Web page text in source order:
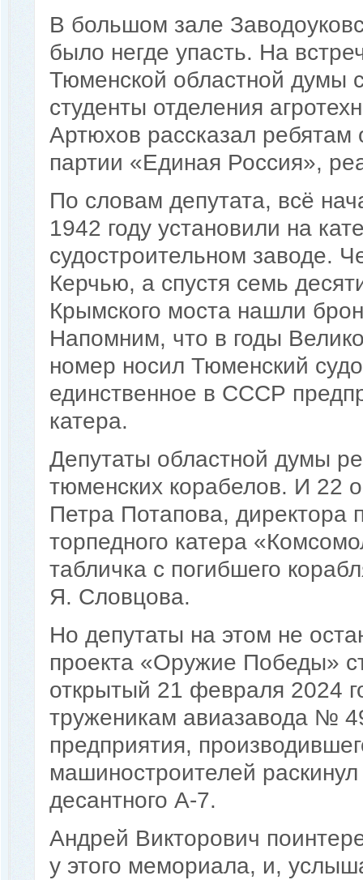
В большом зале
было негде упасть. На
Тюменской областной думы
студенты отделения
Артюхов рассказал ребятам
партии «Единая Россия»,
По словам депутата, всё
1942 году установили на
судостроительном заводе.
Керчью, а спустя семь
Крымского моста нашли
Напомним, что в годы
номер носил Тюменский
единственное в СССР
катера.
Депутаты областной думы
тюменских корабелов. И 22
Петра Потапова, директора
торпедного катера
табличка с погибшего
Я. Словцова.
Но депутаты на этом не
проекта «Оружие Победы»
открытый 21 февраля 2024
труженикам авиазавода №
предприятия,
машиностроителей
десантного А-7.
Андрей Викторович
у этого мемориала, и,